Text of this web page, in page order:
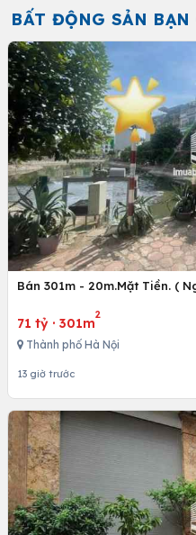
BẤT ĐỘNG SẢN BẠN
Bán 301m - 20m.Mặt Tiền. (
71 tỷ · 301m
2
Thành phố Hà Nội
13 giờ trước